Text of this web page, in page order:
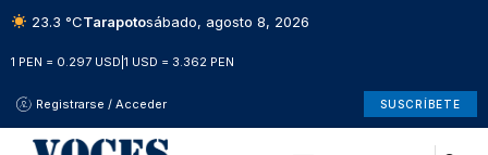
23.3 °CTarapotosábado, agosto 8, 2026
1 PEN = 0.297 USD 1 USD = 3.362 PEN
Registrarse / Acceder SUSCRÍBETE